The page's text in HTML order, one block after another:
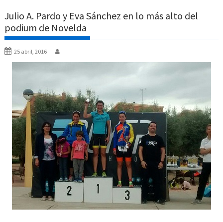
Julio A. Pardo y Eva Sánchez en lo más alto del
podium de Novelda
25 abril, 2016